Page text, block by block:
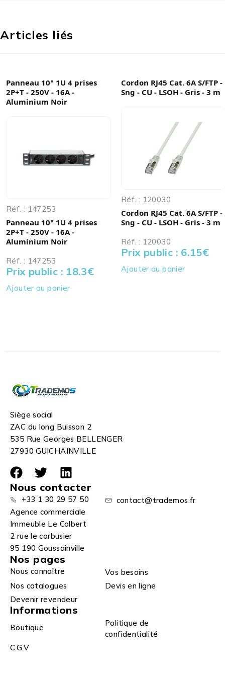
Articles liés
Panneau 10" 1U 4 prises
2P+T - 250V - 16A -
Aluminium Noir
Réf. : 147253
Panneau 10" 1U 4 prises
2P+T - 250V - 16A -
Aluminium Noir
Réf. : 147253
Prix public : 18.3€
Ajouter au panier
Cordon RJ45 Cat. 6A S/FTP -
Sng - CU - LSOH - Gris - 3 m
Réf. : 120030
Cordon RJ45 Cat. 6A S/FTP -
Sng - CU - LSOH - Gris - 3 m
Réf. : 120030
Prix public : 6.15€
Ajouter au panier
Siège social
ZAC du long Buisson 2
535 Rue Georges BELLENGER
27930 GUICHAINVILLE
Nous contacter
+33 1 30 29 57 50
contact@trademos.fr
Agence commerciale
Immeuble Le Colbert
2 rue le corbusier
95 190 Goussainville
Nos pages
Nous connaître
Vos besoins
Nos catalogues
Devis en ligne
Devenir revendeur
Informations
Boutique
Politique de
confidentialité
C.G.V